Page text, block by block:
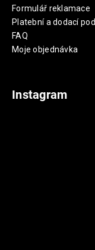
Formulář reklamace
Platební a dodací
FAQ
Moje objednávka
Instagram